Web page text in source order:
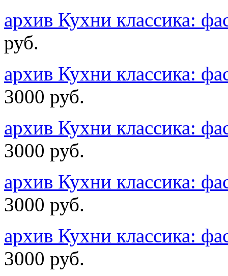
архив Кухни классика:
руб.
архив Кухни классика:
3000 руб.
архив Кухни классика:
3000 руб.
архив Кухни классика:
3000 руб.
архив Кухни классика:
3000 руб.